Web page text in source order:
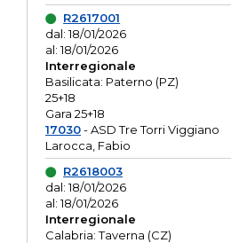
R2617001
dal: 18/01/2026
al: 18/01/2026
Interregionale
Basilicata: Paterno (PZ)
25+18
Gara 25+18
17030- ASD Tre Torri Viggiano
Larocca, Fabio
R2618003
dal: 18/01/2026
al: 18/01/2026
Interregionale
Calabria: Taverna (CZ)